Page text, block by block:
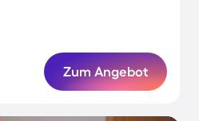
Zum Angebot